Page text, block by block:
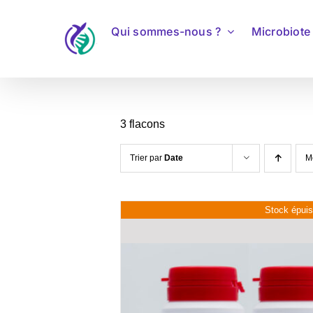
Qui sommes-nous ? Microbiote
3 flacons
Trier par Date
Stock